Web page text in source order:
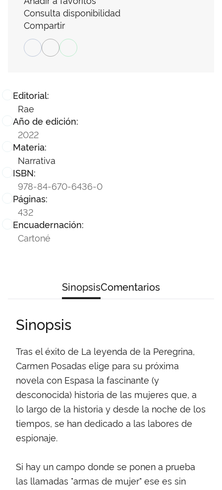
Editorial:
Rae
Año de edición:
2022
Materia:
Narrativa
ISBN:
978-84-670-6436-0
Páginas:
432
Encuadernación:
Cartoné
Consulta disponibilidad
Compartir
SinopsisComentarios
Sinopsis
Tras el éxito de La leyenda de la Peregrina,
Carmen Posadas elige para su próxima
novela con Espasa la fascinante (y
desconocida) historia de las mujeres que, a
lo largo de la historia y desde la noche de los
tiempos, se han dedicado a las labores de
espionaje.
Si hay un campo donde se ponen a prueba
las llamadas "armas de mujer" ese es sin